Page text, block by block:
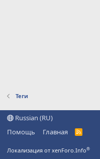
Теги
Russian (RU)
Помощь
Главная
R
Локализация от xenForo.Info®